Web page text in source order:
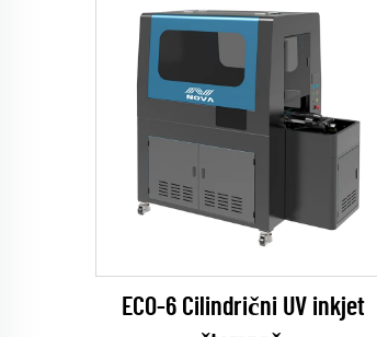
ECO-6 Cilindrični UV inkjet